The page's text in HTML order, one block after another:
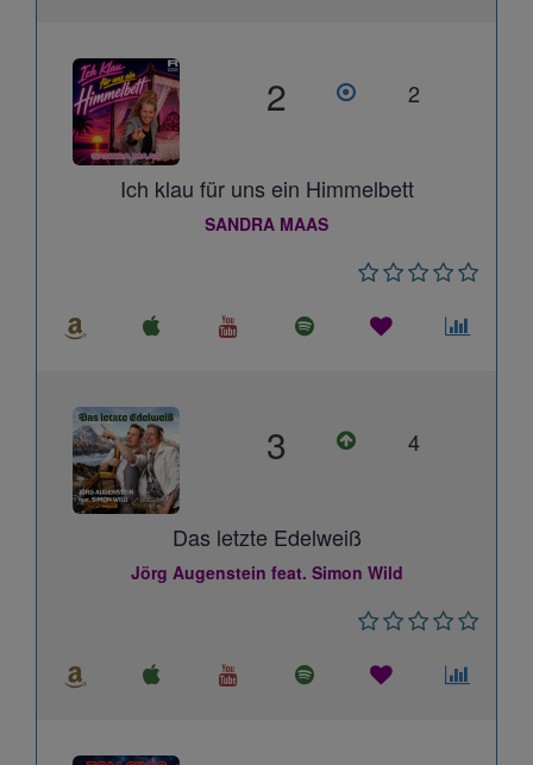
2 2
Ich klau für uns ein Himmelbett
SANDRA MAAS
3 4
Das letzte Edelweiß
Jörg Augenstein feat. Simon Wild